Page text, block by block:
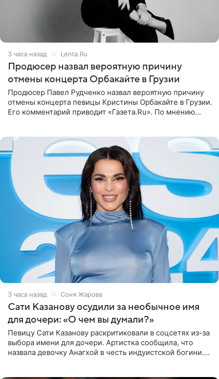
3 часа назад Lenta.Ru
Продюсер назвал вероятную причину
отмены концерта Орбакайте в Грузии
Продюсер Павел Рудченко назвал вероятную причину
отмены концерта певицы Кристины Орбакайте в Грузии.
Его комментарий приводит «Газета.Ru». По мнению
3 часа назад Соня Жарова
Сати Казанову осудили за необычное имя
для дочери: «О чем вы думали?»
Певицу Сати Казанову раскритиковали в соцсетях из-за
выбора имени для дочери. Артистка сообщила, что
назвала девочку Анагхой в честь индуистской богини.